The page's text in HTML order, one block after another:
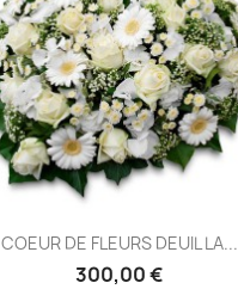
Aperçu rapide
COEUR DE FLEURS DEUIL LA...
300,00 €